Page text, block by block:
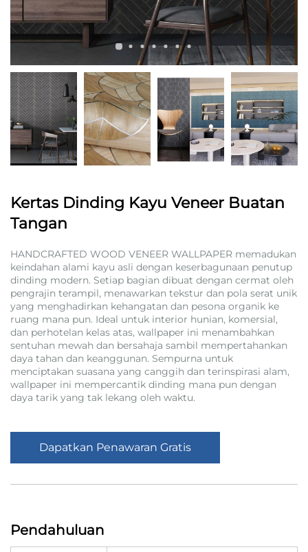
Kertas Dinding Kayu Veneer Buatan
Tangan
HANDCRAFTED WOOD VENEER WALLPAPER memadukan
keindahan alami kayu asli dengan keserbagunaan penutup
dinding modern. Setiap bagian dibuat dengan cermat oleh
pengrajin terampil, menawarkan tekstur dan pola serat unik
yang menghadirkan kehangatan dan pesona organik ke
ruang mana pun. Ideal untuk interior hunian, komersial,
dan perhotelan kelas atas, wallpaper ini menambahkan
sentuhan mewah dan bersahaja sambil mempertahankan
daya tahan dan keanggunan. Sempurna untuk
menciptakan suasana yang canggih dan terinspirasi alam,
wallpaper ini mempercantik dinding mana pun dengan
daya tarik yang tak lekang oleh waktu.
Dapatkan Penawaran Gratis
Pendahuluan